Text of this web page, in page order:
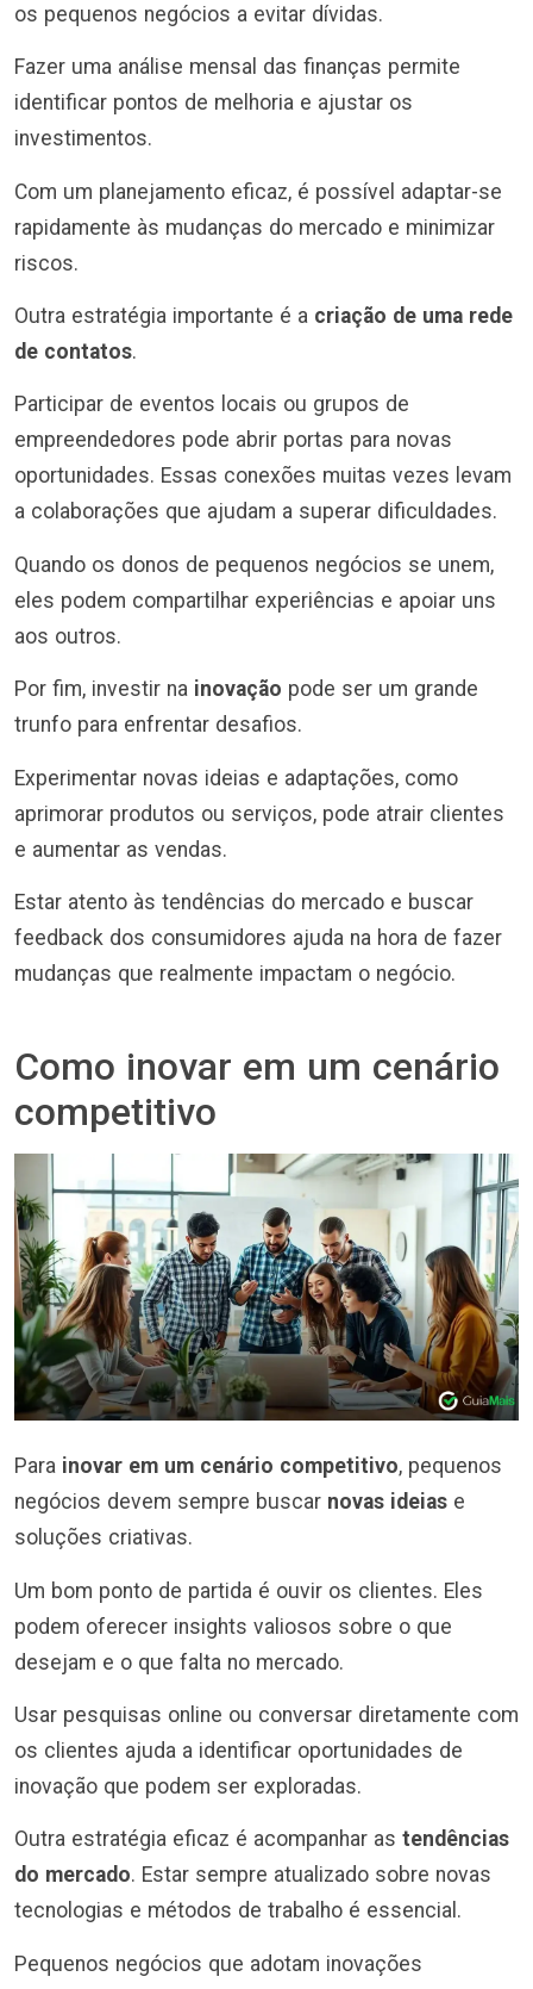
os pequenos negócios a evitar dívidas.
Fazer uma análise mensal das finanças permite
identificar pontos de melhoria e ajustar os
investimentos.
Com um planejamento eficaz, é possível adaptar-se
rapidamente às mudanças do mercado e minimizar
riscos.
Outra estratégia importante é a criação de uma rede
de contatos.
Participar de eventos locais ou grupos de
empreendedores pode abrir portas para novas
oportunidades. Essas conexões muitas vezes levam
a colaborações que ajudam a superar dificuldades.
Quando os donos de pequenos negócios se unem,
eles podem compartilhar experiências e apoiar uns
aos outros.
Por fim, investir na inovação pode ser um grande
trunfo para enfrentar desafios.
Experimentar novas ideias e adaptações, como
aprimorar produtos ou serviços, pode atrair clientes
e aumentar as vendas.
Estar atento às tendências do mercado e buscar
feedback dos consumidores ajuda na hora de fazer
mudanças que realmente impactam o negócio.
Como inovar em um cenário
competitivo
Para inovar em um cenário competitivo, pequenos
negócios devem sempre buscar novas ideias e
soluções criativas.
Um bom ponto de partida é ouvir os clientes. Eles
podem oferecer insights valiosos sobre o que
desejam e o que falta no mercado.
Usar pesquisas online ou conversar diretamente com
os clientes ajuda a identificar oportunidades de
inovação que podem ser exploradas.
Outra estratégia eficaz é acompanhar as tendências
do mercado. Estar sempre atualizado sobre novas
tecnologias e métodos de trabalho é essencial.
Pequenos negócios que adotam inovações